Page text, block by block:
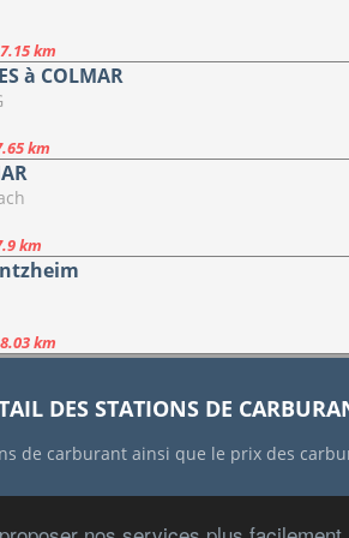
km
à COLMAR
km
km
km
DES STATIONS DE
de carburant ainsi que le prix des